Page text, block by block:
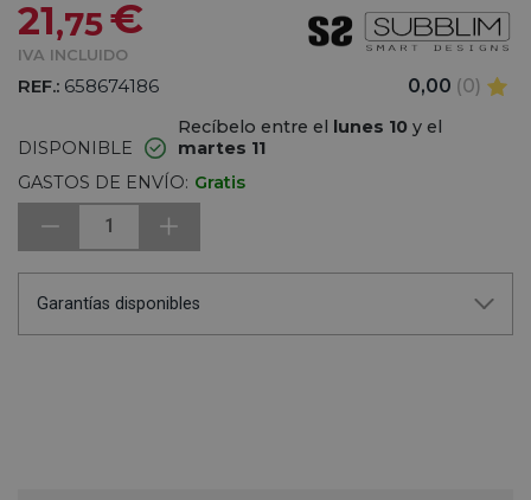
21,75€
IVA INCLUIDO
REF.: 658674186 0,00 (0)
DISPONIBLE
Recíbelo entre el lunes 10 y el
martes 11
GASTOS DE ENVÍO: Gratis
1
Garantías disponibles